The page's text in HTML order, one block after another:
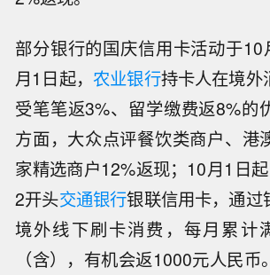
部分银行的国庆信用卡活动于
月1日起， 农业银行持卡人在境外
受笔笔返3%、留学缴费返8%的
方面，大众点评餐饮类商户、港
家精选商户12%返现；10月1日
2开头交通银行银联信用卡，通过
境外线下刷卡消费，每月累计
（含），有机会返1000元人民